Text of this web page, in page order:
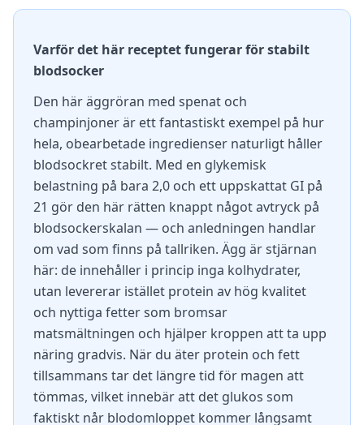
Varför det här receptet fungerar för stabilt
blodsocker
Den här äggröran med spenat och
champinjoner är ett fantastiskt exempel på hur
hela, obearbetade ingredienser naturligt håller
blodsockret stabilt. Med en glykemisk
belastning på bara 2,0 och ett uppskattat GI på
21 gör den här rätten knappt något avtryck på
blodsockerskalan — och anledningen handlar
om vad som finns på tallriken. Ägg är stjärnan
här: de innehåller i princip inga kolhydrater,
utan levererar istället protein av hög kvalitet
och nyttiga fetter som bromsar
matsmältningen och hjälper kroppen att ta upp
näring gradvis. När du äter protein och fett
tillsammans tar det längre tid för magen att
tömmas, vilket innebär att det glukos som
faktiskt når blodomloppet kommer långsamt